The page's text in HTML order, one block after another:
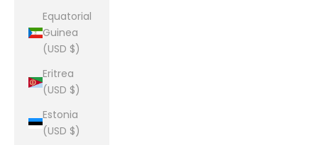
Equatorial
Guinea
(USD $)
Eritrea
(USD $)
Estonia
(USD $)